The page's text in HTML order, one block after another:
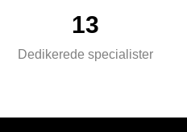
13
Dedikerede specialister